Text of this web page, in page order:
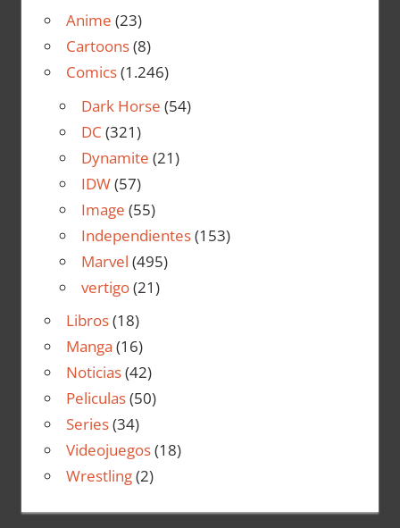
Anime (23)
Cartoons(8)
Comics(1.246)
Dark Horse (54)
DC (321)
Dynamite (21)
IDW(57)
Image (55)
Independientes(153)
Marvel (495)
vertigo(21)
Libros(18)
Manga (16)
Noticias(42)
Peliculas(50)
Series(34)
Videojuegos(18)
Wrestling(2)